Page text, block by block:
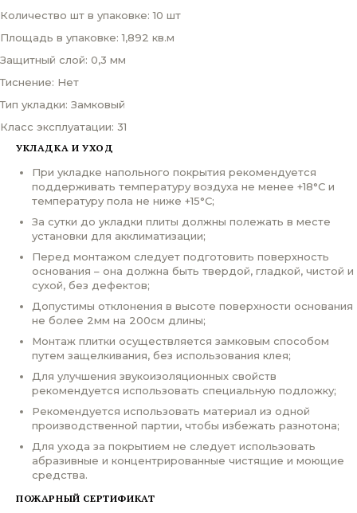
Количество шт в упаковке: 10 шт
Площадь в упаковке: 1,892 кв.м
Защитный слой: 0,3 мм
Тиснение: Нет
Тип укладки: Замковый
Класс эксплуатации: 31
УКЛАДКА И УХОД
При укладке напольного покрытия рекомендуется
поддерживать температуру воздуха не менее +18°С и
температуру пола не ниже +15°С;
За сутки до укладки плиты должны полежать в месте
установки для акклиматизации;
Перед монтажом следует подготовить поверхность
основания – она должна быть твердой, гладкой, чистой и
сухой, без дефектов;
Допустимы отклонения в высоте поверхности основания
не более 2мм на 200см длины;
Монтаж плитки осуществляется замковым способом
путем защелкивания, без использования клея;
Для улучшения звукоизоляционных свойств
рекомендуется использовать специальную подложку;
Рекомендуется использовать материал из одной
производственной партии, чтобы избежать разнотона;
Для ухода за покрытием не следует использовать
абразивные и концентрированные чистящие и моющие
средства.
ПОЖАРНЫЙ СЕРТИФИКАТ